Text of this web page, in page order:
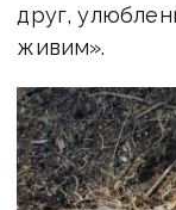
друг,
живим».